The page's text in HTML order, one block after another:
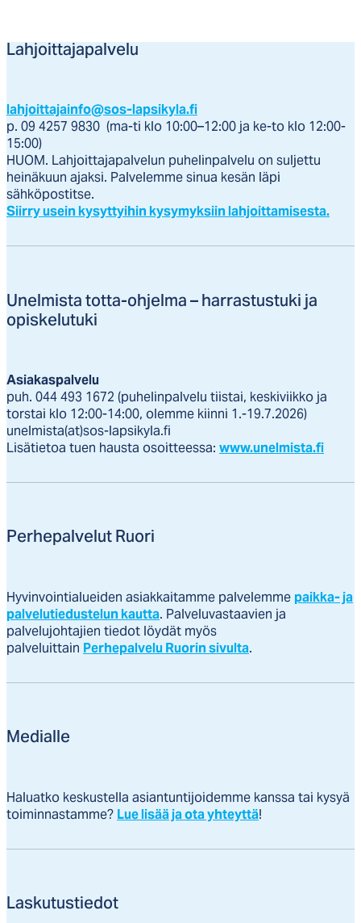
Lahjoittajapalvelu
lahjoittajainfo@sos-lapsikyla.fi
p. 09 4257 9830 (ma-ti klo 10:00–12:00 ja ke-to klo 12:00-
15:00)
HUOM. Lahjoittajapalvelun puhelinpalvelu on suljettu
heinäkuun ajaksi. Palvelemme sinua kesän läpi
sähköpostitse.
Siirry usein kysyttyihin kysymyksiin lahjoittamisesta.
Unel­mis­ta tot­ta-oh­jel­ma – har­ras­tus­tu­ki ja
opis­ke­lu­tu­ki
Asiakaspalvelu
puh. 044 493 1672 (puhelinpalvelu tiistai, keskiviikko ja
torstai klo 12:00-14:00, olemme kiinni 1.-19.7.2026)
unelmista(at)sos-lapsikyla.fi
Lisätietoa tuen hausta osoitteessa: www.unelmista.fi
Perhepalvelut Ruori
Hyvinvointialueiden asiakkaitamme palvelemme paikka- ja
palvelutiedustelun kautta. Palveluvastaavien ja
palvelujohtajien tiedot löydät myös
palveluittain Perhepalvelu Ruorin sivulta.
Medialle
Haluatko keskustella asiantuntijoidemme kanssa tai kysyä
toiminnastamme? Lue lisää ja ota yhteyttä!
Laskutustiedot